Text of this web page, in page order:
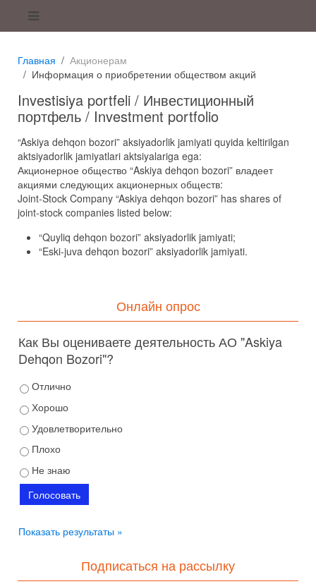
Главная
Акционерам
Информация о приобретении обществом акций
Investisiya portfeli / Инвестиционный
портфель / Investment portfolio
“Askiya dehqon bozori” aksiyadorlik jamiyati quyida keltirilgan
aktsiyadorlik jamiyatlari aktsiyalariga ega:
Акционерное общество “Askiya dehqon bozori” владеет
акциями следующих акционерных обществ:
Joint-Stock Company “Askiya dehqon bozori” has shares of
joint-stock companies listed below:
“Quyliq dehqon bozori” aksiyadorlik jamiyati;
“Eski-juva dehqon bozori” aksiyadorlik jamiyati.
Онлайн опрос
Как Вы оцениваете деятельность АО "Askiya
Dehqon Bozori"?
Отлично
Хорошо
Удовлетворительно
Плохо
Не знаю
Показать результаты »
Подписаться на рассылку